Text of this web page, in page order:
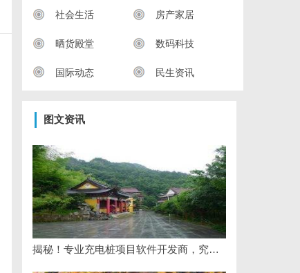
社会生活 房产家居
晒货殿堂 数码科技
国际动态 民生资讯
图文资讯
揭秘！专业充电桩项目软件开发商，究竟藏着哪些行业秘诀？